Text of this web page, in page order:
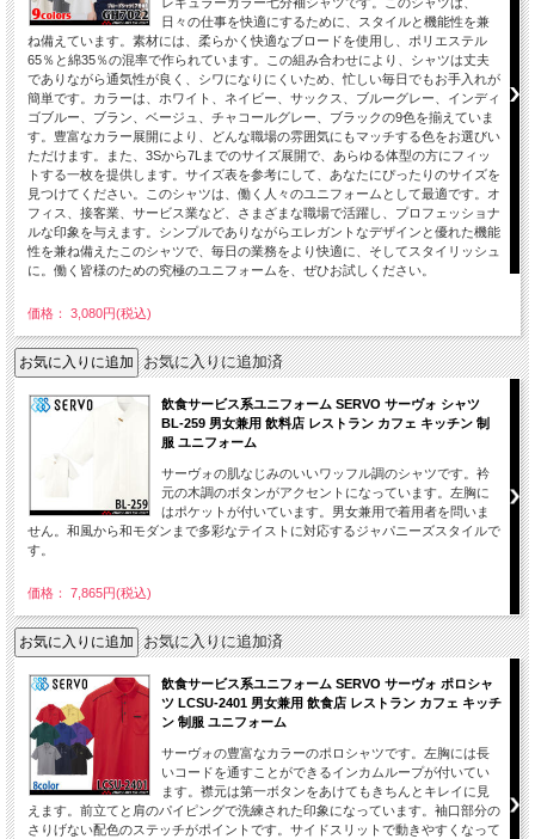
日々の仕事を快適にするために、スタイルと機能性を兼
ね備えています。素材には、柔らかく快適なブロードを使用し、ポリエステル
65％と綿35％の混率で作られています。この組み合わせにより、シャツは丈夫
でありながら通気性が良く、シワになりにくいため、忙しい毎日でもお手入れが
簡単です。カラーは、ホワイト、ネイビー、サックス、ブルーグレー、インディ
ゴブルー、ブラン、ベージュ、チャコールグレー、ブラックの9色を揃えていま
す。豊富なカラー展開により、どんな職場の雰囲気にもマッチする色をお選びい
ただけます。また、3Sから7Lまでのサイズ展開で、あらゆる体型の方にフィッ
トする一枚を提供します。サイズ表を参考にして、あなたにぴったりのサイズを
見つけてください。このシャツは、働く人々のユニフォームとして最適です。オ
フィス、接客業、サービス業など、さまざまな職場で活躍し、プロフェッショナ
ルな印象を与えます。シンプルでありながらエレガントなデザインと優れた機能
性を兼ね備えたこのシャツで、毎日の業務をより快適に、そしてスタイリッシュ
に。働く皆様のための究極のユニフォームを、ぜひお試しください。
価格： 3,080円(税込)
お気に入りに追加済
飲食サービス系ユニフォーム SERVO サーヴォ シャツ
BL-259 男女兼用 飲料店 レストラン カフェ キッチン 制
服 ユニフォーム
サーヴォの肌なじみのいいワッフル調のシャツです。衿
元の木調のボタンがアクセントになっています。左胸に
はポケットが付いています。男女兼用で着用者を問いま
せん。和風から和モダンまで多彩なテイストに対応するジャパニーズスタイルで
す。
価格： 7,865円(税込)
お気に入りに追加済
飲食サービス系ユニフォーム SERVO サーヴォ ポロシャ
ツ LCSU-2401 男女兼用 飲食店 レストラン カフェ キッチ
ン 制服 ユニフォーム
サーヴォの豊富なカラーのポロシャツです。左胸には長
いコードを通すことができるインカムループが付いてい
ます。襟元は第一ボタンをあけてもきちんとキレイに見
えます。前立てと肩のパイピングで洗練された印象になっています。袖口部分の
さりげない配色のステッチがポイントです。サイドスリットで動きやすくなって